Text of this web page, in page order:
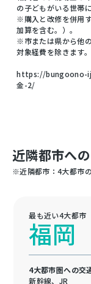
の子どもがいる世帯
※購入と改修を併用
加算を含む。）。
※市または県から他
対象経費を除きます。
https://bungoono-
金-2/
近隣都市へ
※近隣都市：4大都市
最も近い4大都市
福岡
4大都市圏への交
新幹線、JR